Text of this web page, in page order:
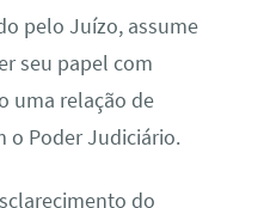
pelo Juízo, assume
seu papel com
uma relação de
o Poder Judiciário.
do